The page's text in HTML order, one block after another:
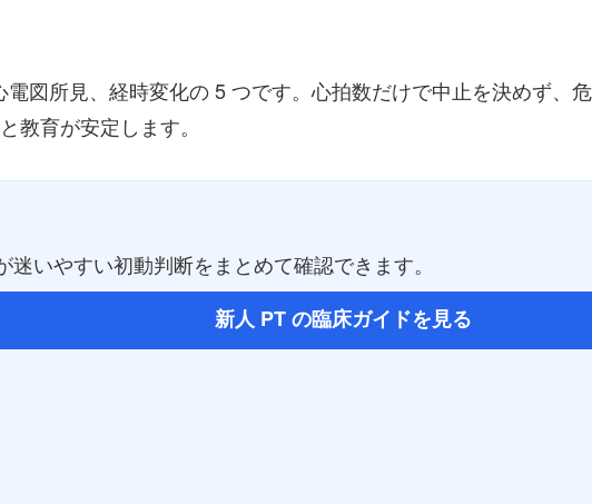
図所見、経時変化の 5 つです。心拍数だけで中止を決めず、
教育が安定します。
いやすい初動判断をまとめて確認できます。
新人 PT の臨床ガイドを見る